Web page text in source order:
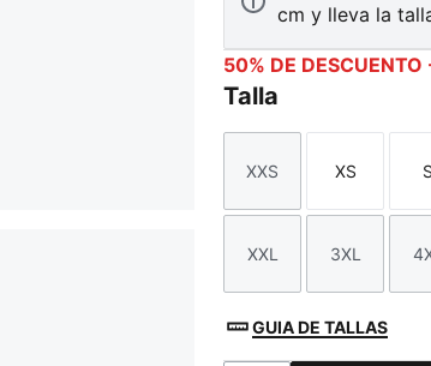
cm y lleva la
50% DE DESCUENTO
Talla
Talla
XXS
Talla
XS S
Talla
XXL
Talla
3XL
GUIA DE TALLAS